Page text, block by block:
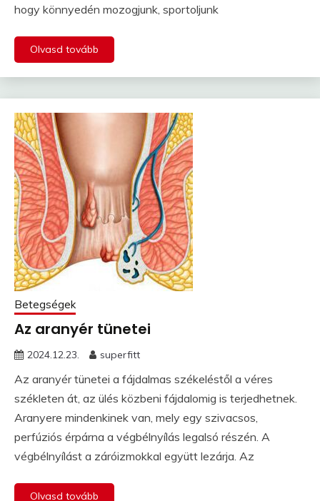
hogy könnyedén mozogjunk, sportoljunk
Olvasd tovább
Betegségek
Az aranyér tünetei
2024.12.23. superfitt
Az aranyér tünetei a fájdalmas székeléstől a véres
székleten át, az ülés közbeni fájdalomig is terjedhetnek.
Aranyere mindenkinek van, mely egy szivacsos,
perfúziós érpárna a végbélnyílás legalsó részén. A
végbélnyílást a záróizmokkal együtt lezárja. Az
Olvasd tovább